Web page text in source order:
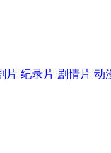
片 纪录片 剧情片 动